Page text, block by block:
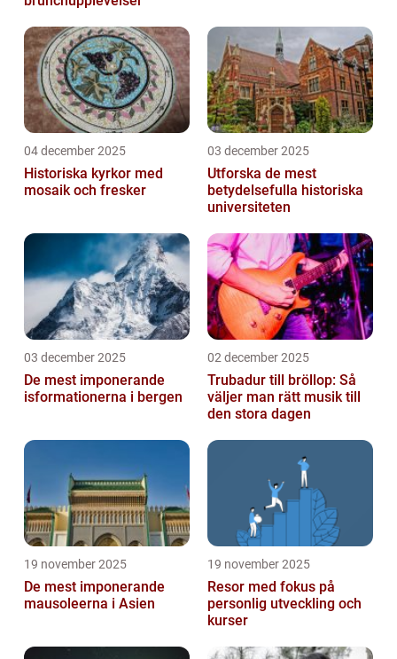
04 december 2025
Historiska kyrkor med
mosaik och fresker
03 december 2025
Utforska de mest
betydelsefulla historiska
universiteten
03 december 2025
De mest imponerande
isformationerna i bergen
02 december 2025
Trubadur till bröllop: Så
väljer man rätt musik till
den stora dagen
19 november 2025
De mest imponerande
mausoleerna i Asien
19 november 2025
Resor med fokus på
personlig utveckling och
kurser